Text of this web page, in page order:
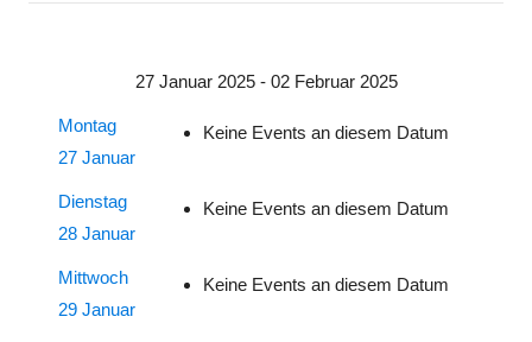
27 Januar 2025 - 02 Februar 2025
Montag
27 Januar
Keine Events an diesem Datum
Dienstag
28 Januar
Keine Events an diesem Datum
Mittwoch
29 Januar
Keine Events an diesem Datum